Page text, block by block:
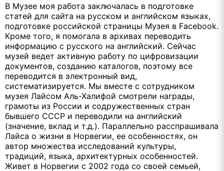
В Музее моя работа заключалась в подготовке
статей для сайта на русском и английском языках,
подготовке российской страницы Музея в Facebook.
Кроме того, я помогала в архивах переводить
информацию с русского на английский. Сейчас
музей ведет активную работу по цифровизации
документов, созданию каталогов, поэтому все
переводится в электронный вид,
систематизируется. Мы вместе с сотрудником
музея Лайсом Аль-Халифой смотрели награды,
грамоты из России и содружественных стран
бывшего СССР и переводили на английский
(значение, вклад и т.д.). Параллельно расспрашивала
Лайса о жизни в Норвегии, ее особенностях, он
автор множества исследований культуры,
традиций, языка, архитектурных особенностей.
Живет в Норвегии с 2002 года со своей семьей,